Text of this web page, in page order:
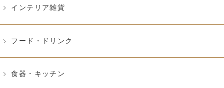
インテリア雑貨
フード・ドリンク
食器・キッチン